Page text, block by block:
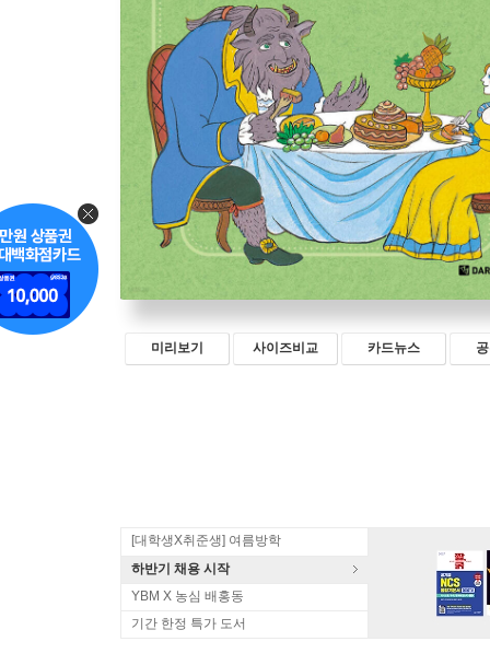
미리보기 사이즈비교 카드뉴스
[대학생X취준생] 여름방학
하반기 채용 시작
YBM X 농심 배홍동
기간 한정 특가 도서